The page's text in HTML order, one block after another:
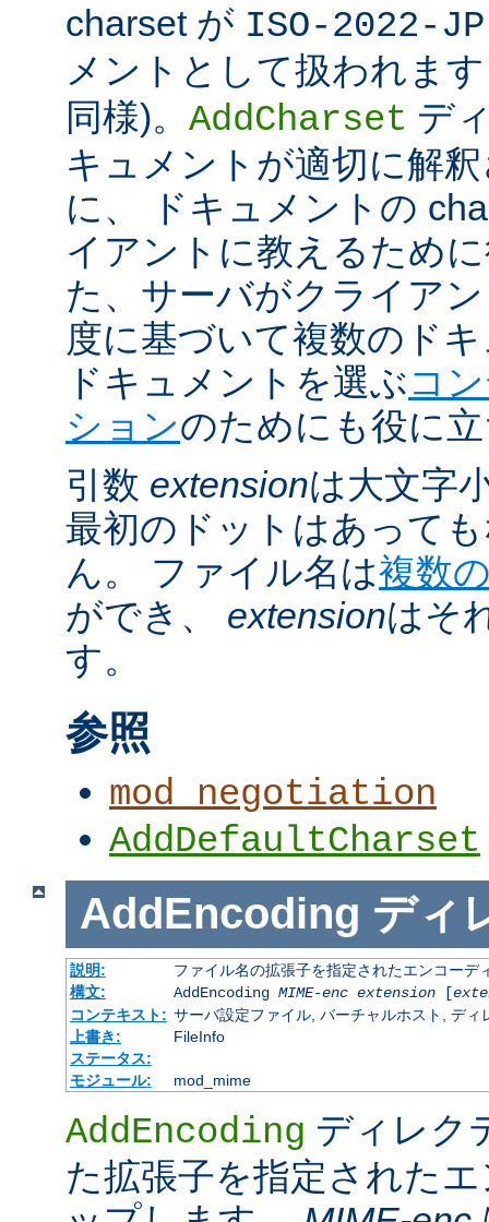
charset が ISO-2022-JP
メントとして扱われま
同様)。 AddCharset デ
キュメントが適切に解
に、 ドキュメントの
イアントに教えるため
た、サーバがクライア
度に基づいて複数のド
ドキュメントを選ぶコ
ションのためにも役に
引数 extensionは大文字
最初のドットはあって
ん。 ファイル名は複数
ができ、 extensionはそ
す。
参照
mod_negotiation
AddDefaultCharset
AddEncoding ディ
説明:
ファイル名の拡張子を指定されたエンコーデ
構文:
AddEncoding MIME-enc extension[
コンテキスト: サーバ設定ファイル, バーチャルホスト, ディ
上書き:
FileInfo
ステータス:
モジュール:
mod_mime
AddEncoding ディレク
た拡張子を指定された